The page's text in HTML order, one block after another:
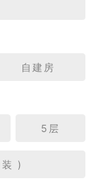
自建房
5层
)